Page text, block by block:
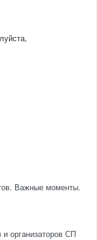
Важные моменты.
организаторов СП